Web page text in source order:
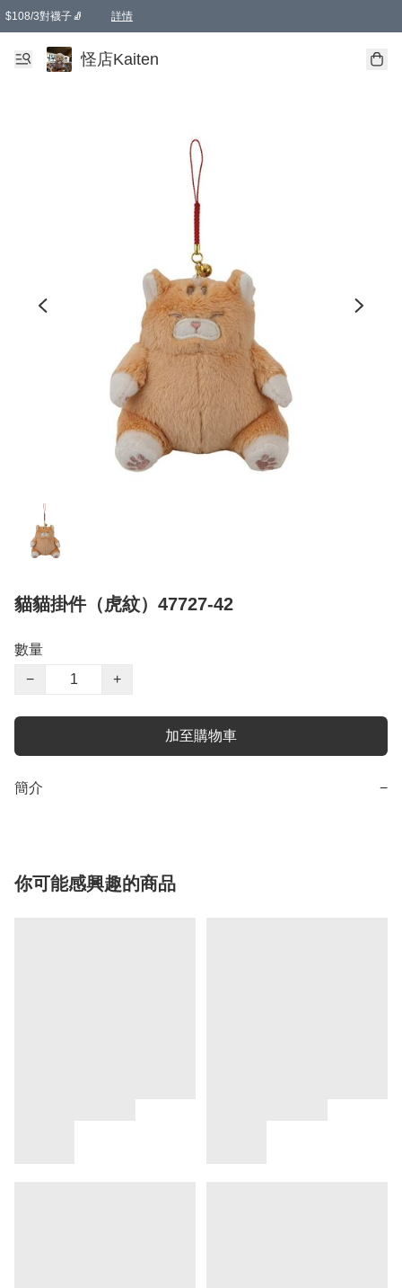
$108/3對襪子🧦 詳情
卡通傘☂️2把8折
購物滿 HKD 650.00即享免運費優惠！（適用於 本地送貨、本地取貨 )
怪店Kaiten
貓貓掛件（虎紋）47727-42
數量
−
+
加至購物車
簡介 −
你可能感興趣的商品